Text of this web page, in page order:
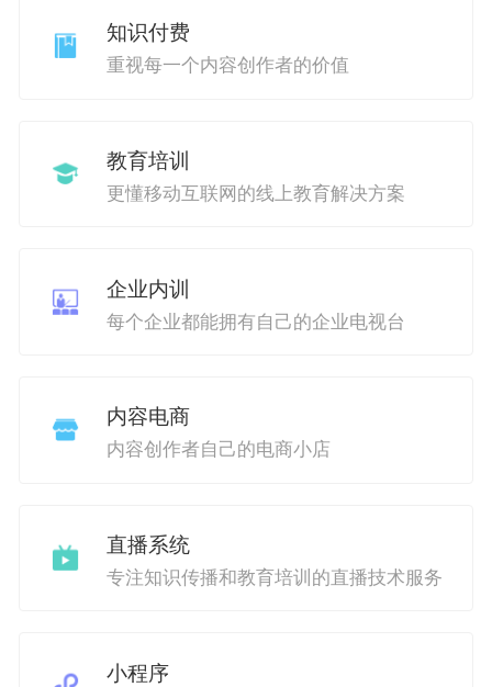
知识付费
重视每一个内容创作者的价值
教育培训
更懂移动互联网的线上教育解决方案
企业内训
每个企业都能拥有自己的企业电视台
内容电商
内容创作者自己的电商小店
直播系统
专注知识传播和教育培训的直播技术服务
小程序